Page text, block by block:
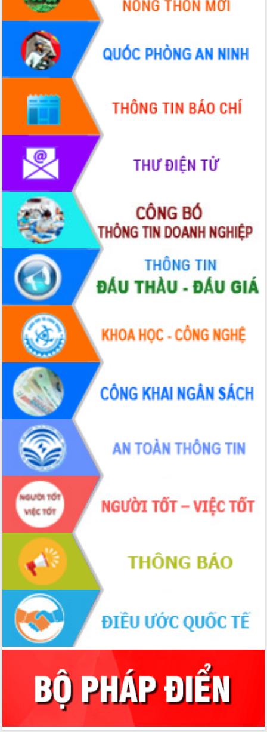
Tăng cường giám sát, đôn đốc thực
hiện nhiệm vụ quản lý tài sản công
hàng tuần
Tháo gỡ những vướng mắc, đẩy mạnh
công tác cải cách thủ tục hành chính
tại Trung tâm Phục vụ hành chính
công tỉnh
Đắk Lắk: Tôn vinh 46 giải pháp tại Hội
thi Sáng tạo Kỹ thuật 2024 - 2025
Đắk Lắk rà soát, điều chỉnh Đề án 190
về phát triển nuôi trồng thủy sản
Phó Chủ tịch UBND tỉnh Đắk Lắk
Trương Công Thái kiểm tra thực địa
Dự án cao tốc Khánh Hòa - Buôn Ma
Định vị cà phê Việt Nam như một “di
sản sống” trong dòng chảy toàn cầu
Xây dựng nông thôn mới: Nâng cao đời
sống người dân từ những mô hình thiết
thực
Quyết liệt tháo gỡ vướng mắc, đẩy
nhanh tiến độ các dự án trọng điểm
trong Khu kinh tế Nam Phú Yên
Hòn Yến phát triển du lịch gắn với bảo
tồn biển
Lấy ý kiến điều chỉnh Quy hoạch tỉnh
Đắk Lắk thời kỳ 2021-2030, tầm nhìn
đến năm 2050
Phát động chiến dịch 30 ngày đêm
giải phóng mặt bằng Tuyến đường bộ
ven biển
Đắk Lắk nỗ lực thúc đẩy tăng trưởng
kinh tế từ 10% trở lên trong Quý
II/2026
Đắk Lắk ký kết thỏa thuận hợp tác về
chuyển đổi số giai đoạn 2026 – 2030
với Tập đoàn Bưu chính Viễn thông
Việt Nam
Thứ trưởng Bộ Y tế làm việc với tỉnh
Đắk Lắk về phát triển nhân lực y tế
cho trạm y tế cấp xã
Du lịch Đắk Lắk nâng tầm trải nghiệm
du khách thông qua Hệ thống cơ sở dữ
liệu và Bản đồ số
Tập huấn ứng dụng trí tuệ nhân tạo (AI)
trong thương mại điện tử năm 2026
Đoàn đại biểu Quốc hội tỉnh Đắk Lắk
trao đổi thông tin trước Kỳ họp thứ
nhất, Quốc hội khóa XVI
Quyết liệt cải cách hành chính, khơi
Nâng cao hiệu lực, hiệu quả HĐND
tỉnh thông qua hiện đại hóa hành chính
Xã Ea Phê gắn cải cách hành chính với
chuyển đổi số